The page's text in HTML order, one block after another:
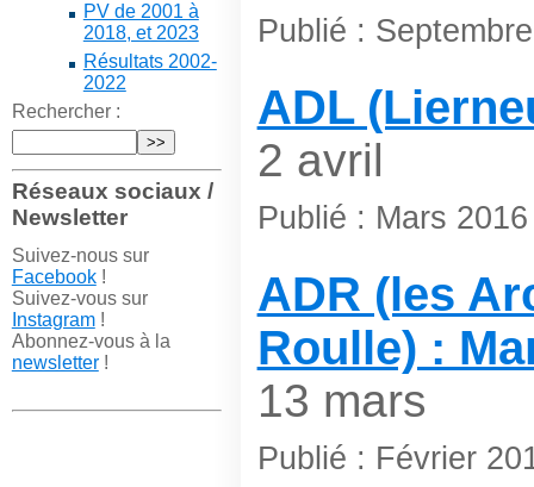
PV de 2001 à
2018, et 2023
Résultats 2002-
2022
Rechercher :
Réseaux sociaux /
Newsletter
Suivez-nous sur
Facebook!
Suivez-vous sur
Instagram!
Abonnez-vous à la
newsletter!
Publié :
ADL
2 avril
Publié : Mars 2016
ADR (les
Roulle) :
13 mars
Publié : Février